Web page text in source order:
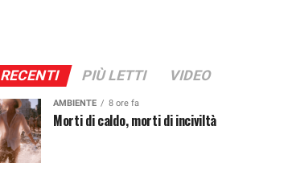
RECENTI PIÙ LETTI VIDEO
AMBIENTE 8 ore fa
Morti di caldo, morti di inciviltà